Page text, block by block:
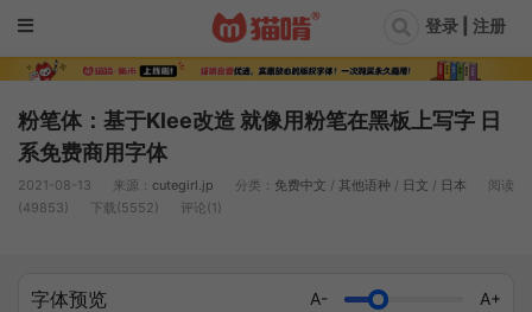
登录 | 注册
粉笔体：基于Klee改造 就像用粉笔在黑板上写字 日
系免费商用字体
2021-08-13 来源： cutegirl.jp 分类： 免费中文 / 其他语种 / 日文 / 日本
阅读
(49853)
下载(5552) 评论(1)
字体预览 A- A+